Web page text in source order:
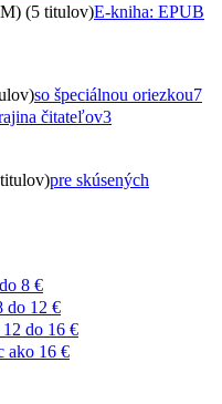
(5 titulov)E-kniha: EPUB
so špeciálnou oriezkou7
čitateľov3
pre skúsených
8 €
do 12 €
do 16 €
ako 16 €